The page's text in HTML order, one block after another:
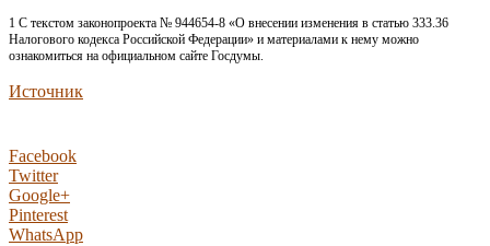
1 С текстом законопроекта № 944654-8 «О внесении изменения в статью 333.36
Налогового кодекса Российской Федерации» и материалами к нему можно
ознакомиться на официальном сайте Госдумы.
Источник
Facebook
Twitter
Google+
Pinterest
WhatsApp